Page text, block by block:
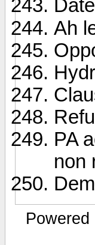
Ah
PA
non